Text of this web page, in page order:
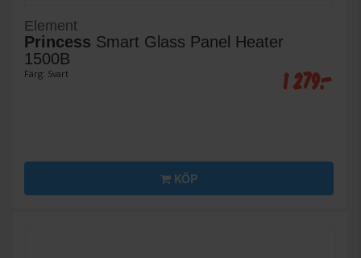
Element
Princess Smart Glass Panel Heater
1500B
Färg: Svart 1 279:-
KÖP